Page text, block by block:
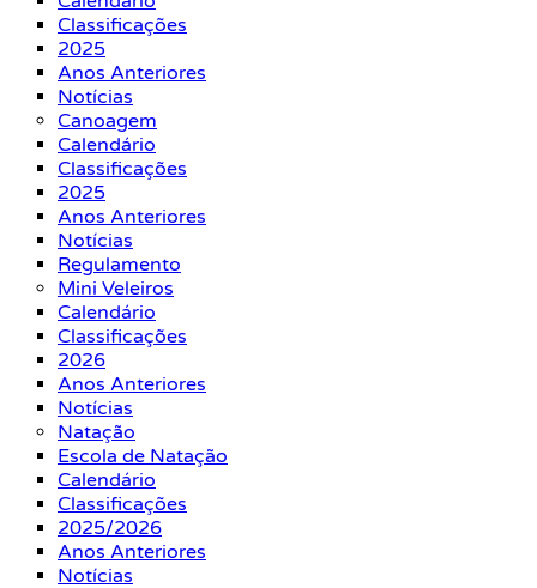
Classificações
2025
Anos Anteriores
Notícias
Canoagem
Calendário
Classificações
2025
Anos Anteriores
Notícias
Regulamento
Mini Veleiros
Calendário
Classificações
2026
Anos Anteriores
Notícias
Natação
Escola de Natação
Calendário
Classificações
2025/2026
Anos Anteriores
Notícias